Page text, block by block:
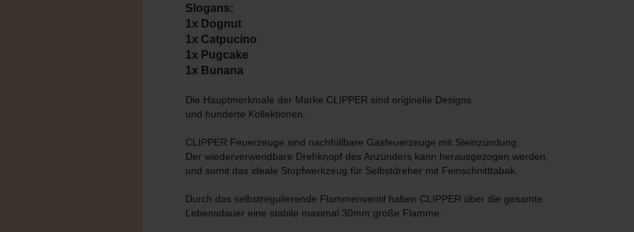
Slogans:
1x Dognut
1x Catpucino
1x Pugcake
1x Bunana
Die Hauptmerkmale der Marke CLIPPER sind originelle Designs
und hunderte Kollektionen.
CLIPPER Feuerzeuge sind nachfüllbare Gasfeuerzeuge mit Steinzündung.
Der wiederverwendbare Drehknopf des Anzünders kann herausgezogen werden,
und somit das ideale Stopfwerkzeug für Selbstdreher mit Feinschnitttabak.
Durch das selbstregulierende Flammenventil haben CLIPPER über die gesamte
Lebensdauer eine stabile maximal 30mm große Flamme.